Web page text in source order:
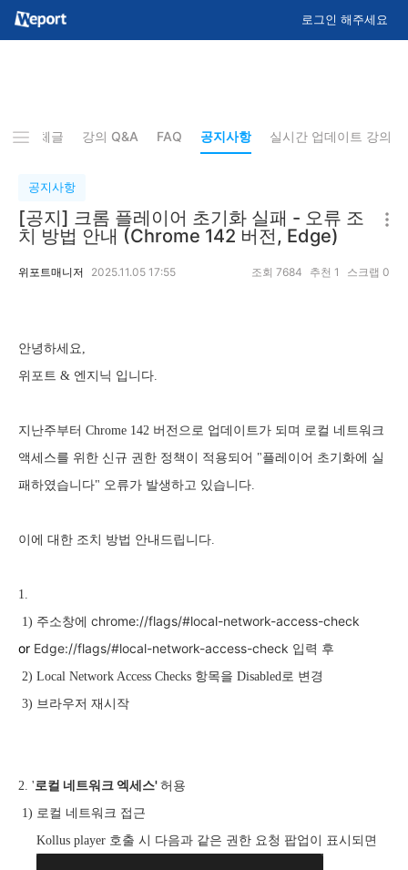
로그인 해주세요
전체글 강의 Q&A FAQ 공지사항 실시간 업데이트 강의
공지사항
[공지] 크롬 플레이어 초기화 실패 - 오류 조
치 방법 안내 (Chrome 142 버전, Edge)
위포트매니저 2025.11.05 17:55 조회 7684 추천 1 스크랩 0
안녕하세요,
위포트 & 엔지닉 입니다.
지난주부터 Chrome 142 버전으로 업데이트가 되며 로컬 네트워크
액세스를 위한 신규 권한 정책이 적용되어 "플레이어 초기화에 실
패하였습니다" 오류가 발생하고 있습니다.
이에 대한 조치 방법 안내드립니다.
1.
1) 주소창에 chrome://flags/#local-network-access-check
or Edge://flags/#local-network-access-check 입력 후
2) Local Network Access Checks 항목을 Disabled로 변경
3) 브라우저 재시작
2. ' 로컬 네트워크 엑세스' 허용
1) 로컬 네트워크 접근
Kollus player 호출 시 다음과 같은 권한 요청 팝업이 표시되면